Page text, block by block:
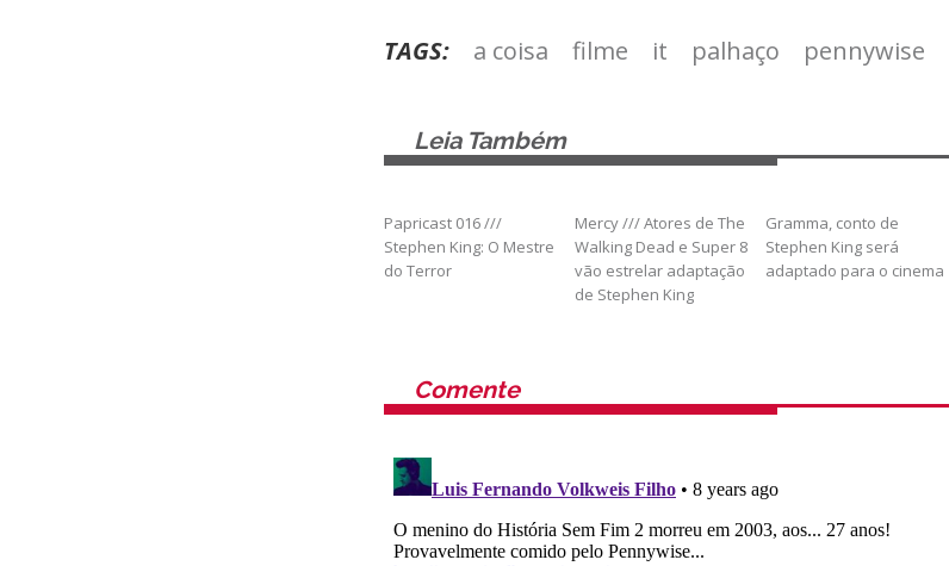
TAGS: a coisa filme it palhaço pennywise
Leia Também
Papricast 016 ///
Stephen King: O Mestre
do Terror
Mercy /// Atores de The
Walking Dead e Super 8
vão estrelar adaptação
de Stephen King
Gramma, conto de
Stephen King será
adaptado para o cinema
Comente